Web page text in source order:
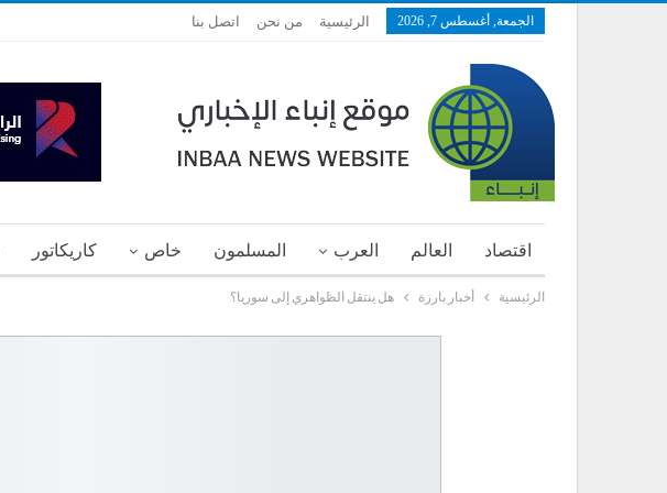
الجمعة, أغسطس 7, 2026 الرئيسية من نحن اتصل بنا
اقتصاد العالم العرب المسلمون خاص كاريكاتور
الرئيسية أخبار بارزة هل ينتقل الظواهري إلى سوريا؟